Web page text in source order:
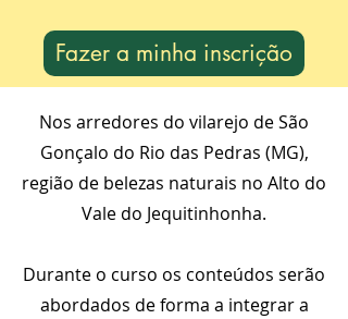
Nos arredores do vilarejo de São
Gonçalo do Rio das Pedras (MG),
região de belezas naturais no Alto do
Vale do Jequitinhonha.
Durante o curso os conteúdos serão
abordados de forma a integrar a
Fazer a minha inscrição